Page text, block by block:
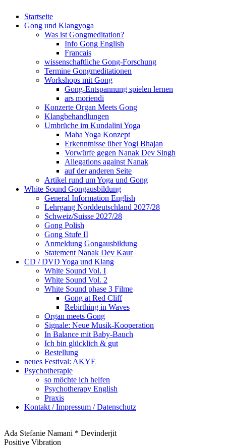
Startseite
Gong und Klangyoga
Was ist Gongmeditation?
Info Gong English
Francais
wissenschaftliche Gong-Forschung
Termine Gongmeditationen
Workshops mit Gong
Gong-Entspannung spielen lernen
ars moriendi
Konzerte Organ Meets Gong
Klangbehandlungen
Umbrüche im Kundalini Yoga
Maha Yoga Konzept
Erkenntnisse über Yogi Bhajan
Vorwürfe gegen Nanak Dev Singh
Allegations against Nanak
auf der anderen Seite
Artikel rund um Yoga und Gong
White Sound Gongausbildung
General Information English
Lehrgang Norddeutschland 2027/28
Schweiz/Suisse 2027/28
Gong Polish
Gong Stufe II
Anmeldung Gongausbildung
Statement Nanak Dev Kaur
CD / DVD Yoga und Klang
White Sound Vol. I
White Sound Vol. 2
White Sound phase 3 Filme
Gong at Red Cliff
Rebirthing in Waves
Organ meets Gong
Signale: Neue Musik-Kooperation
In Balance mit Baby-Bauch
Ich bin glücklich & gut
Bestellung
neues Festival: AKYE
Psychotherapie
so möchte ich helfen
Psychotherapy English
Praxis
Kontakt / Impressum / Datenschutz
Ada Stefanie Namani * Devinderjit
Positive Vibration